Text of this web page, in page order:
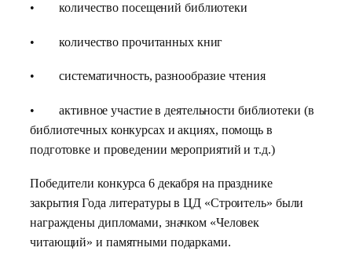
• количество посещений библиотеки
• количество прочитанных книг
• систематичность, разнообразие чтения
• активное участие в деятельности библиотеки (в
библиотечных конкурсах и акциях, помощь в
подготовке и проведении мероприятий и т.д.)
Победители конкурса 6 декабря на празднике
закрытия Года литературы в ЦД «Строитель» были
награждены дипломами, значком «Человек
читающий» и памятными подарками.